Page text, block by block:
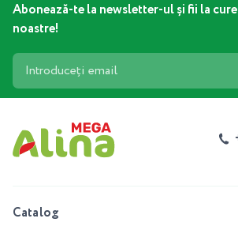
Abonează-te la newsletter-ul și fii la
noastre!
Catalog